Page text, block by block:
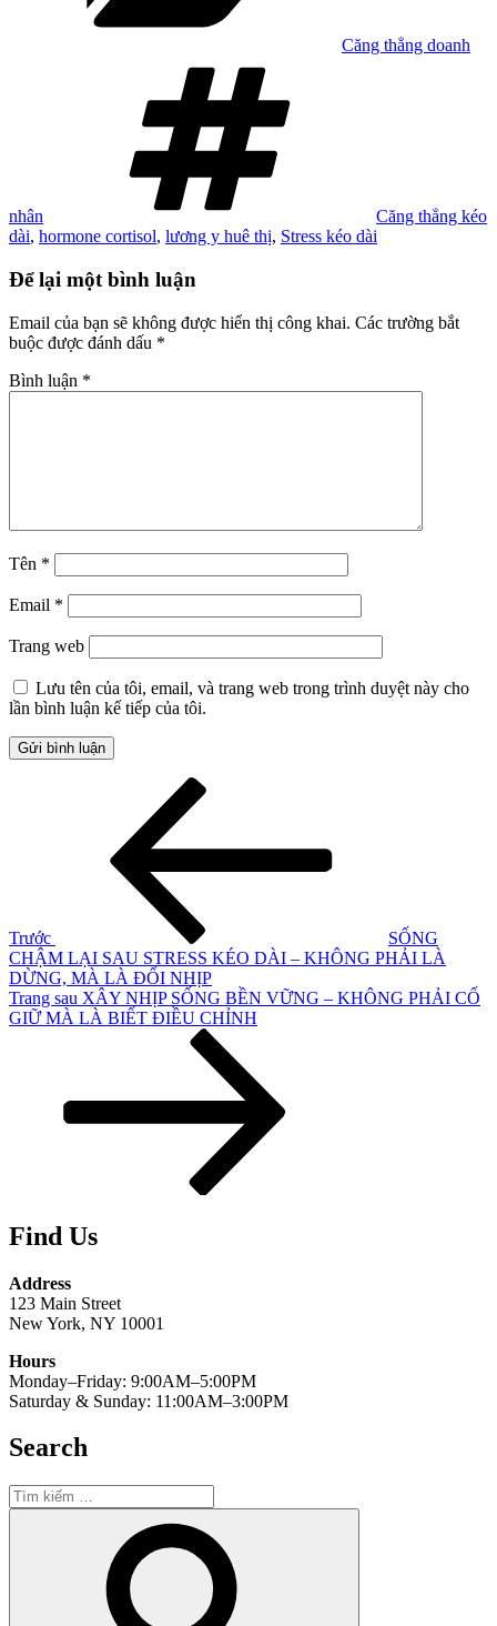
Căng thẳng doanh
nhân
Căng thẳng kéo
dài, hormone cortisol, lương y huê thị, Stress kéo dài
Để lại một bình luận
Email của bạn sẽ không được hiển thị công khai. Các trường bắt
buộc được đánh dấu *
Bình luận *
Tên *
Email *
Trang web
Lưu tên của tôi, email, và trang web trong trình duyệt này cho
lần bình luận kế tiếp của tôi.
Trước
SỐNG
CHẬM LẠI SAU STRESS KÉO DÀI – KHÔNG PHẢI LÀ
DỪNG, MÀ LÀ ĐỔI NHỊP
Bài
tiếp
Trang sau XÂY NHỊP SỐNG BỀN VỮNG – KHÔNG PHẢI CỐ
GIỮ MÀ LÀ BIẾT ĐIỀU CHỈNH
Find Us
Address
123 Main Street
New York, NY 10001
Hours
Monday–Friday: 9:00AM–5:00PM
Saturday & Sunday: 11:00AM–3:00PM
Search
Tìm
kiếm: